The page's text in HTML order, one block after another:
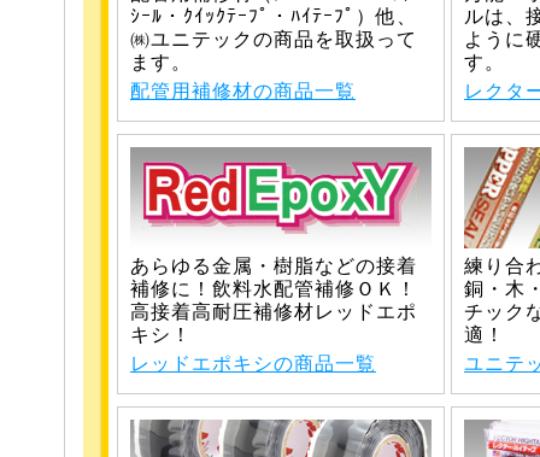
ｼｰﾙ・ｸｲｯｸﾃｰﾌﾟ・ﾊｲﾃｰﾌﾟ）他、
㈱ユニテックの商品を取扱って
ます。
配管用補修材の商品一覧
ルは、
ように
す。
レクタ
あらゆる金属・樹脂などの接着
補修に！飲料水配管補修ＯＫ！
高接着高耐圧補修材レッドエポ
キシ！
レッドエポキシの商品一覧
練り合
銅・木
チック
適！
ユニテ